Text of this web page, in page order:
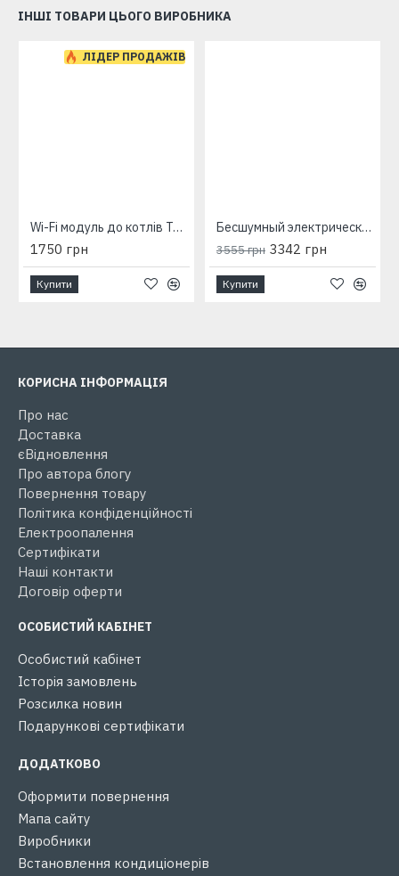
ІНШІ ТОВАРИ ЦЬОГО ВИРОБНИКА
ЛІДЕР ПРОДАЖІВ
Wi-Fi модуль до котлів Tenko Premium
1750 грн
Купити
Бесшумный электрический котел Neon Мини 2 кВт 230 В
3555 грн 3342 грн
Купити
КОРИСНА ІНФОРМАЦІЯ
Про нас
Доставка
єВідновлення
Про автора блогу
Повернення товару
Політика конфіденційності
Електроопалення
Сертифікати
Наші контакти
Договір оферти
ОСОБИСТИЙ КАБІНЕТ
Особистий кабінет
Історія замовлень
Розсилка новин
Подарункові сертифікати
ДОДАТКОВО
Оформити повернення
Мапа сайту
Виробники
Встановлення кондиціонерів